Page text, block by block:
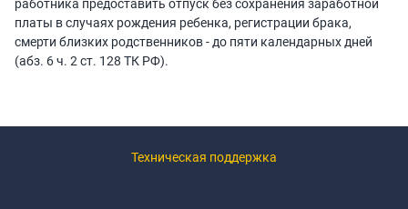
работника предоставить отпуск без сохранения заработной
платы в случаях рождения ребенка, регистрации брака,
смерти близких родственников - до пяти календарных дней
(абз. 6 ч. 2 ст. 128 ТК РФ).
Техническая поддержка